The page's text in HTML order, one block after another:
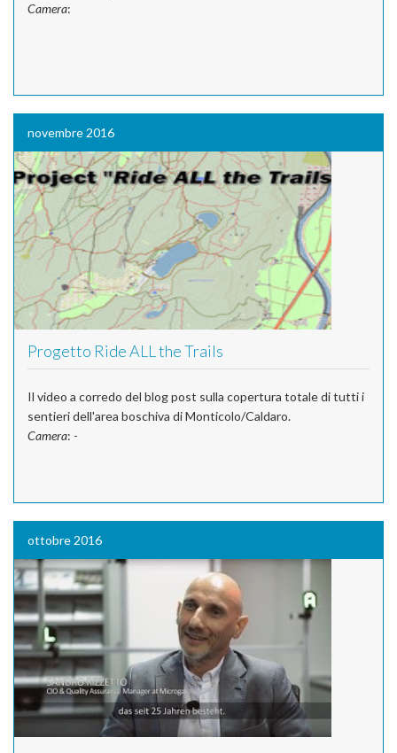
Camera:
novembre 2016
Progetto Ride ALL the Trails
Il video a corredo del blog post sulla copertura totale di tutti i
sentieri dell'area boschiva di Monticolo/Caldaro.
Camera: -
ottobre 2016